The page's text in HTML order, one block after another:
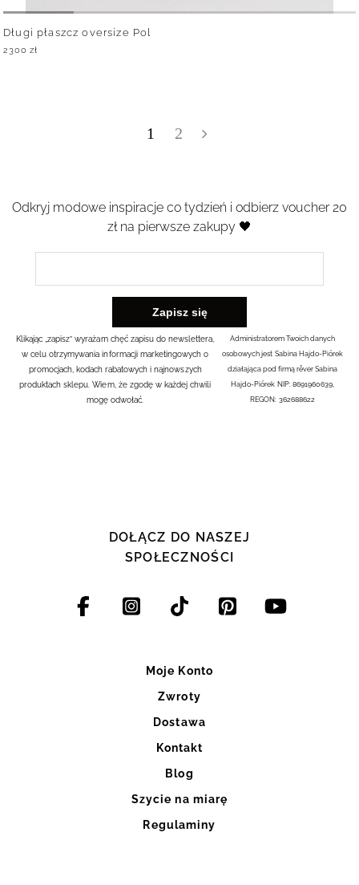
Długi płaszcz oversize Pol
2300zł
1 2
Odkryj modowe inspiracje co tydzień i odbierz voucher 20
zł na pierwsze zakupy 🖤
Klikając „zapisz” wyrażam chęć zapisu do newslettera,
w celu otrzymywania informacji marketingowych o
promocjach, kodach rabatowych i najnowszych
produktach sklepu. Wiem, że zgodę w każdej chwili
mogę odwołać.
Administratorem Twoich danych
osobowych jest Sabina Hajdo-Piórek
działająca pod firmą rêver Sabina
Hajdo-Piórek NIP: 8691960639,
REGON: 362688622
DOŁĄCZ DO NASZEJ
SPOŁECZNOŚCI
Moje Konto
Zwroty
Dostawa
Kontakt
Blog
Szycie na miarę
Regulaminy